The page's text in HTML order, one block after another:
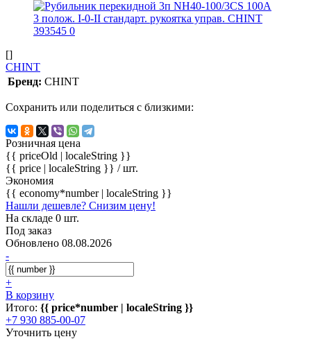
[]
CHINT
Бренд: CHINT
Сохранить или поделиться с близкими:
Розничная цена
{{ priceOld | localeString }}
{{ price | localeString }} / шт.
Экономия
{{ economy*number | localeString }}
Нашли дешевле? Снизим цену!
На складе 0 шт.
Под заказ
Обновлено 08.08.2026
-
+
В корзину
Итого: {{ price*number | localeString }}
+7 930 885-00-07
Уточнить цену